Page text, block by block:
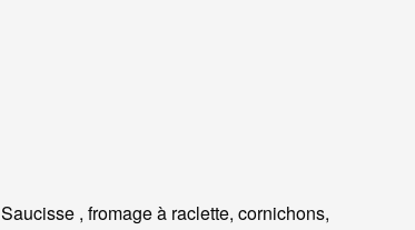
Saucisse , fromage à raclette, cornichons,